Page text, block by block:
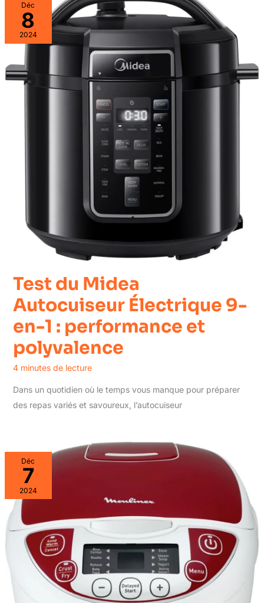
Déc
8
2024
Test du Midea
Autocuiseur Électrique 9-
en-1 : performance et
polyvalence
4 minutes de lecture
Dans un quotidien où le temps vous manque pour préparer
des repas variés et savoureux, l’autocuiseur
Déc
7
2024